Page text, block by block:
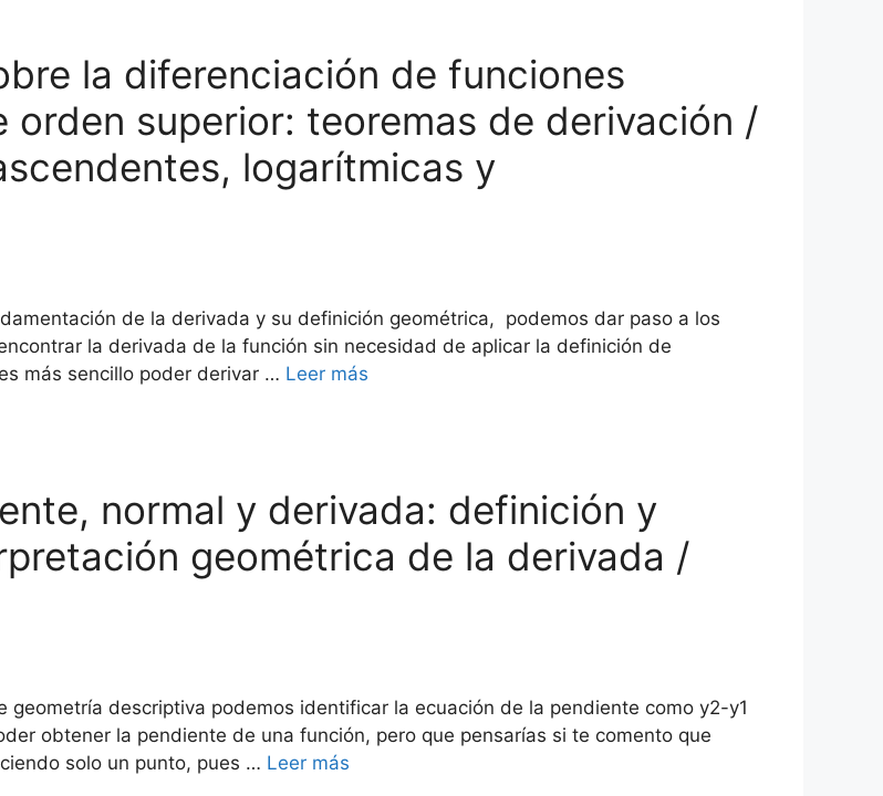
la diferenciación de funciones
orden superior: teoremas de derivación /
logarítmicas y
de la derivada y su definición geométrica, podemos dar paso a los
la derivada de la función sin necesidad de aplicar la definición de
más sencillo poder derivar … Leer más
normal y derivada: definición y
geométrica de la derivada /
descriptiva podemos identificar la ecuación de la pendiente como y2-y1
obtener la pendiente de una función, pero que pensarías si te comento que
solo un punto, pues … Leer más